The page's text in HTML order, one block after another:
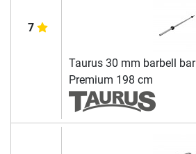
7
Taurus 30 mm barbell bar
Premium 198 cm